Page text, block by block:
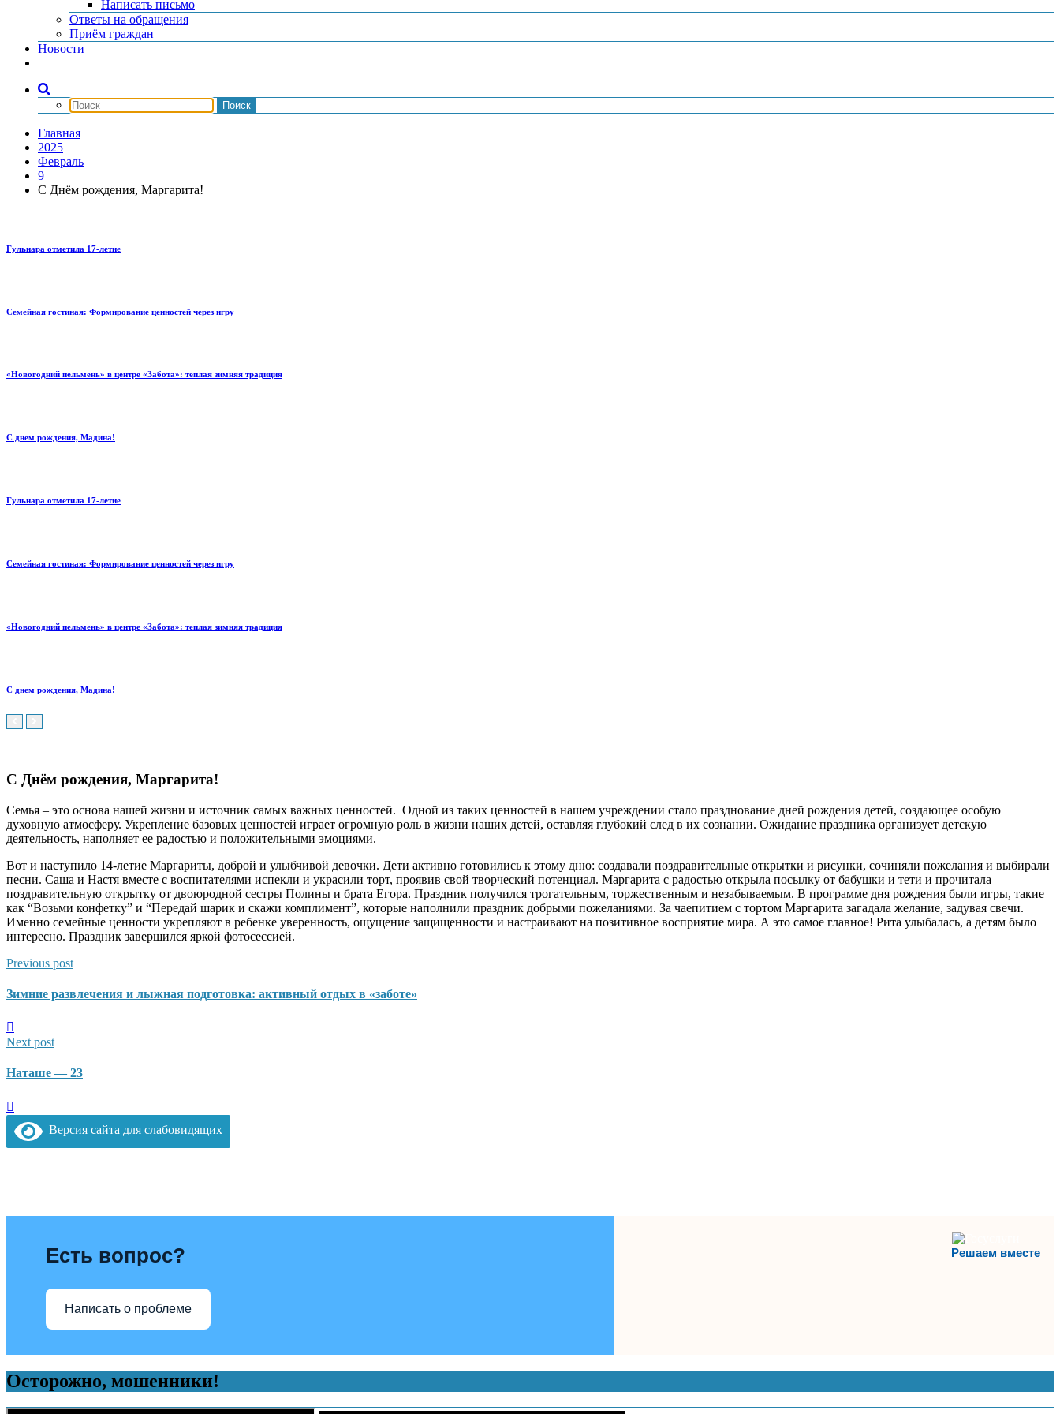
Написать письмо
Ответы на обращения
Приём граждан
Новости
Главная
2025
Февраль
9
С Днём рождения, Маргарита!
Гульнара отметила 17‑летие
Семейная гостиная: Формирование ценностей через игру
«Новогодний пельмень» в центре «Забота»: теплая зимняя традиция
С днем рождения, Мадина!
Гульнара отметила 17‑летие
Семейная гостиная: Формирование ценностей через игру
«Новогодний пельмень» в центре «Забота»: теплая зимняя традиция
С днем рождения, Мадина!
С Днём рождения, Маргарита!
Семья – это основа нашей жизни и источник самых важных ценностей. Одной из таких ценностей в нашем учреждении стало празднование дней рождения детей, создающее особую
духовную атмосферу. Укрепление базовых ценностей играет огромную роль в жизни наших детей, оставляя глубокий след в их сознании. Ожидание праздника организует детскую
деятельность, наполняет ее радостью и положительными эмоциями.
Вот и наступило 14-летие Маргариты, доброй и улыбчивой девочки. Дети активно готовились к этому дню: создавали поздравительные открытки и рисунки, сочиняли пожелания и выбирали
песни. Саша и Настя вместе с воспитателями испекли и украсили торт, проявив свой творческий потенциал. Маргарита с радостью открыла посылку от бабушки и тети и прочитала
поздравительную открытку от двоюродной сестры Полины и брата Егора. Праздник получился трогательным, торжественным и незабываемым. В программе дня рождения были игры, такие
как “Возьми конфетку” и “Передай шарик и скажи комплимент”, которые наполнили праздник добрыми пожеланиями. За чаепитием с тортом Маргарита загадала желание, задувая свечи.
Именно семейные ценности укрепляют в ребенке уверенность, ощущение защищенности и настраивают на позитивное восприятие мира. А это самое главное! Рита улыбалась, а детям было
интересно. Праздник завершился яркой фотосессией.
Previous post
Зимние развлечения и лыжная подготовка: активный отдых в «заботе»
Next post
Наташе — 23
Версия сайта для слабовидящих
Решаем вместе
Есть вопрос?
Написать о проблеме
Осторожно, мошенники!